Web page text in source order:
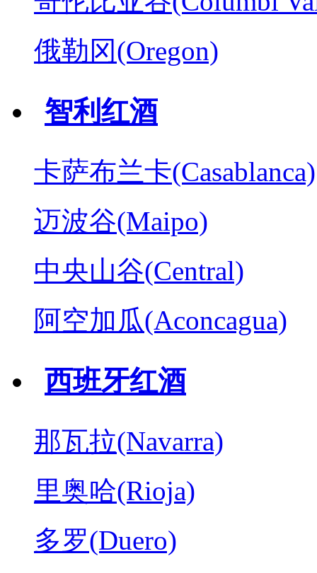
俄勒冈(Oregon)
智利红酒
卡萨布兰卡(Casablanca)
迈波谷(Maipo)
中央山谷(Central)
阿空加瓜(Aconcagua)
西班牙红酒
那瓦拉(Navarra)
里奥哈(Rioja)
多罗(Duero)